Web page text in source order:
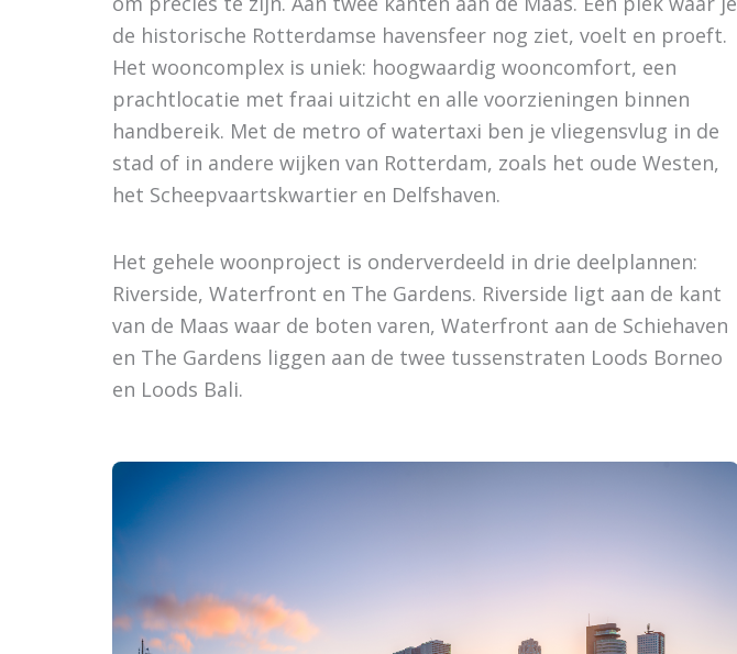
de historische Rotterdamse havensfeer nog ziet, voelt en proeft.
Het wooncomplex is uniek: hoogwaardig wooncomfort, een
prachtlocatie met fraai uitzicht en alle voorzieningen binnen
handbereik. Met de metro of watertaxi ben je vliegensvlug in de
stad of in andere wijken van Rotterdam, zoals het oude Westen,
het Scheepvaartskwartier en Delfshaven.
Het gehele woonproject is onderverdeeld in drie deelplannen:
Riverside, Waterfront en The Gardens. Riverside ligt aan de kant
van de Maas waar de boten varen, Waterfront aan de Schiehaven
en The Gardens liggen aan de twee tussenstraten Loods Borneo
en Loods Bali.